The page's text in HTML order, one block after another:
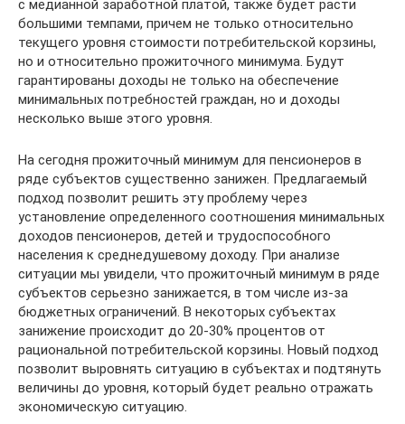
с медианной заработной платой, также будет расти
большими темпами, причем не только относительно
текущего уровня стоимости потребительской корзины,
но и относительно прожиточного минимума. Будут
гарантированы доходы не только на обеспечение
минимальных потребностей граждан, но и доходы
несколько выше этого уровня.
На сегодня прожиточный минимум для пенсионеров в
ряде субъектов существенно занижен. Предлагаемый
подход позволит решить эту проблему через
установление определенного соотношения минимальных
доходов пенсионеров, детей и трудоспособного
населения к среднедушевому доходу. При анализе
ситуации мы увидели, что прожиточный минимум в ряде
субъектов серьезно занижается, в том числе из-за
бюджетных ограничений. В некоторых субъектах
занижение происходит до 20-30% процентов от
рациональной потребительской корзины. Новый подход
позволит выровнять ситуацию в субъектах и подтянуть
величины до уровня, который будет реально отражать
экономическую ситуацию.